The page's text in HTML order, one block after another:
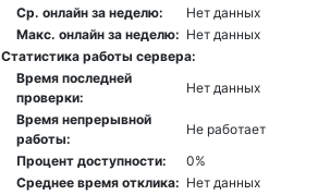
Ср. онлайн за неделю:
Нет данных
Макс. онлайн за неделю: Нет данных
Статистика работы сервера:
Время последней
проверки:
Нет данных
Время непрерывной
работы:
Не работает
Процент доступности:
0%
Среднее время отклика: Нет данных